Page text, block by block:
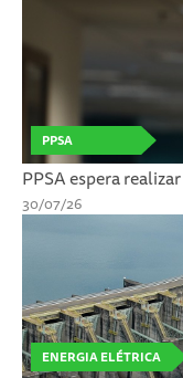
PPSA
PPSA espera
30/07/26
ENERGIA ELÉTRICA